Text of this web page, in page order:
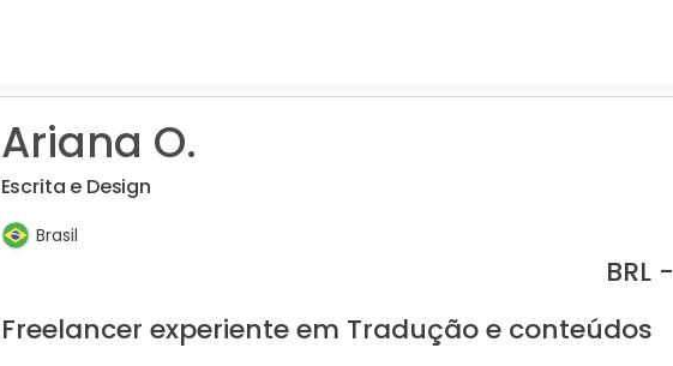
Ariana O.
Escrita e Design
Brasil
BRL -
Freelancer experiente em Tradução e conteúdos